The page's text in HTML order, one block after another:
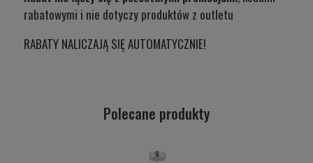
rabatowymi i nie dotyczy produktów z outletu
RABATY NALICZAJĄ SIĘ AUTOMATYCZNIE!
Polecane produkty